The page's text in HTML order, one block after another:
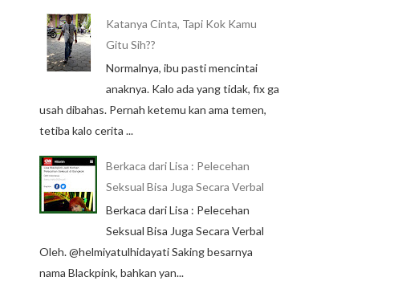
Katanya Cinta, Tapi Kok Kamu
Gitu Sih??
Normalnya, ibu pasti mencintai
anaknya. Kalo ada yang tidak, fix ga
usah dibahas. Pernah ketemu kan ama temen,
tetiba kalo cerita ...
Berkaca dari Lisa : Pelecehan
Seksual Bisa Juga Secara Verbal
Berkaca dari Lisa : Pelecehan
Seksual Bisa Juga Secara Verbal
Oleh. @helmiyatulhidayati Saking besarnya
nama Blackpink, bahkan yan...